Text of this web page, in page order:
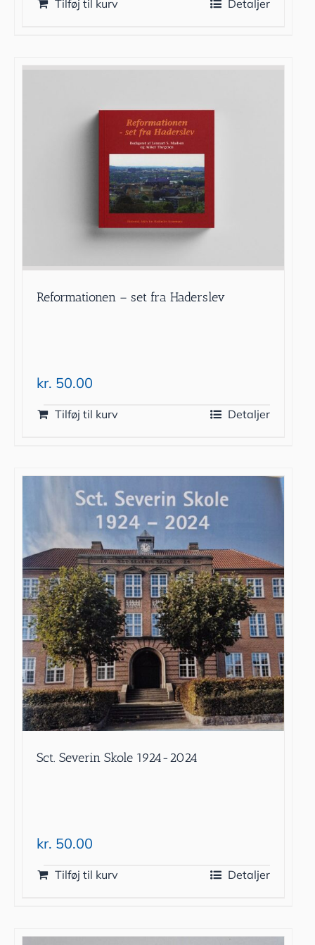
Tilføj til kurv Detaljer
Reformationen – set fra Haderslev
kr. 50.00
Tilføj til kurv Detaljer
Sct. Severin Skole 1924-2024
kr. 50.00
Tilføj til kurv Detaljer